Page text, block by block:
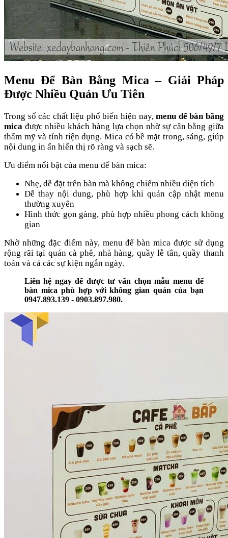
Menu Để Bàn Bằng Mica – Giải Pháp
Được Nhiều Quán Ưu Tiên
Trong số các chất liệu phổ biến hiện nay,menu để bàn bằng
mica được nhiều khách hàng lựa chọn nhờ sự cân bằng giữa
thẩm mỹ và tính tiện dụng. Mica có bề mặt trong, sáng, giúp
nội dung in ấn hiển thị rõ ràng và sạch sẽ.
Ưu điểm nổi bật của menu để bàn mica:
Nhẹ, dễ đặt trên bàn mà không chiếm nhiều diện tích
Dễ thay nội dung, phù hợp khi quán cập nhật menu
thường xuyên
Hình thức gọn gàng, phù hợp nhiều phong cách không
gian
Nhờ những đặc điểm này, menu để bàn mica được sử dụng
rộng rãi tại quán cà phê, nhà hàng, quầy lễ tân, quầy thanh
toán và cả các sự kiện ngắn ngày.
Liên hệ ngay để được tư vấn chọn mẫu menu để
bàn mica phù hợp với không gian quán của bạn
0947.893.139 - 0903.897.980.